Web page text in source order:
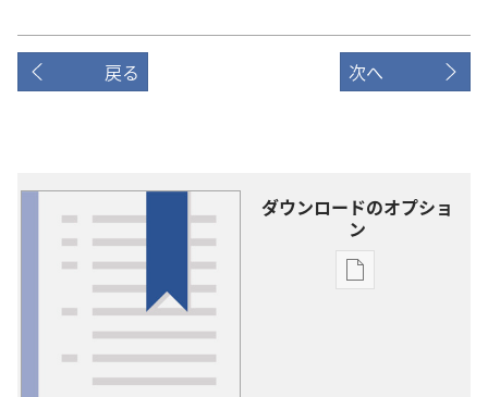
戻る 次へ
ダウンロードのオプショ
ン
出